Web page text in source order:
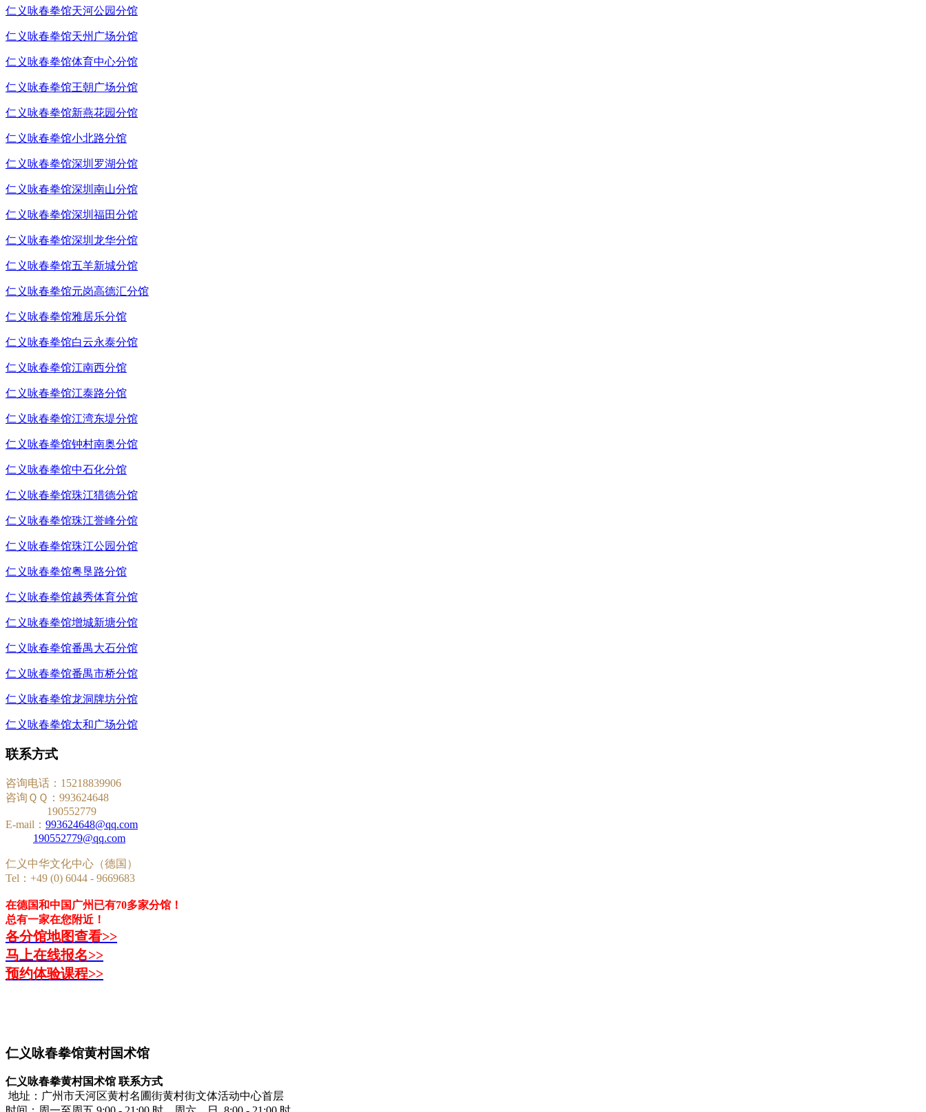
仁义咏春拳馆天河公园分馆
仁义咏春拳馆天州广场分馆
仁义咏春拳馆体育中心分馆
仁义咏春拳馆王朝广场分馆
仁义咏春拳馆新燕花园分馆
仁义咏春拳馆小北路分馆
仁义咏春拳馆深圳罗湖分馆
仁义咏春拳馆深圳南山分馆
仁义咏春拳馆深圳福田分馆
仁义咏春拳馆深圳龙华分馆
仁义咏春拳馆五羊新城分馆
仁义咏春拳馆元岗高德汇分馆
仁义咏春拳馆雅居乐分馆
仁义咏春拳馆白云永泰分馆
仁义咏春拳馆江南西分馆
仁义咏春拳馆江泰路分馆
仁义咏春拳馆江湾东堤分馆
仁义咏春拳馆钟村南奥分馆
仁义咏春拳馆中石化分馆
仁义咏春拳馆珠江猎德分馆
仁义咏春拳馆珠江誉峰分馆
仁义咏春拳馆珠江公园分馆
仁义咏春拳馆粤垦路分馆
仁义咏春拳馆越秀体育分馆
仁义咏春拳馆增城新塘分馆
仁义咏春拳馆番禺大石分馆
仁义咏春拳馆番禺市桥分馆
仁义咏春拳馆龙洞牌坊分馆
仁义咏春拳馆太和广场分馆
联系方式
咨询电话：15218839906
咨询ＱＱ：993624648
190552779
E-mail： 993624648@qq.com
190552779@qq.com
仁义中华文化中心（德国）
Tel：+49 (0) 6044 - 9669683
在德国和中国广州已有70多家分馆！
总有一家在您附近！
各分馆地图查看>>
马上在线报名>>
预约体验课程>>
仁义咏春拳馆黄村国术馆
仁义咏春拳黄村国术馆 联系方式
地址：广州市天河区黄村名圃街黄村街文体活动中心首层